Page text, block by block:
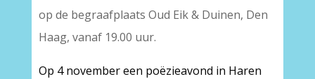
op de begraafplaats Oud Eik & Duinen, Den
Haag, vanaf 19.00 uur.
Op 4 november een poëzieavond in Haren